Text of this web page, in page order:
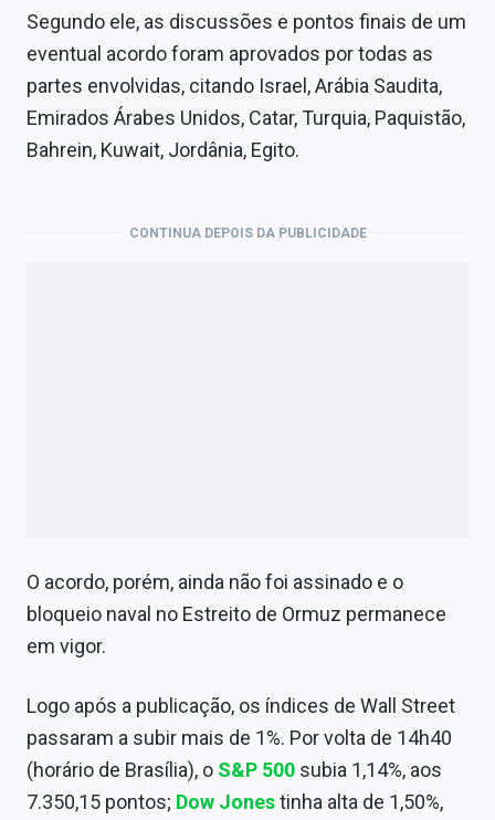
Segundo ele, as discussões e pontos finais de um
eventual acordo foram aprovados por todas as
partes envolvidas, citando Israel, Arábia Saudita,
Emirados Árabes Unidos, Catar, Turquia, Paquistão,
Bahrein, Kuwait, Jordânia, Egito.
CONTINUA DEPOIS DA PUBLICIDADE
O acordo, porém, ainda não foi assinado e o
bloqueio naval no Estreito de Ormuz permanece
em vigor.
Logo após a publicação, os índices de Wall Street
passaram a subir mais de 1%. Por volta de 14h40
(horário de Brasília), o S&P 500 subia 1,14%, aos
7.350,15 pontos; Dow Jonestinha alta de 1,50%,